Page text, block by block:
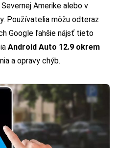
Amerike alebo v
Používatelia môžu odteraz
Google ľahšie nájsť tieto
Android Auto 12.9 okrem
a opravy chýb.